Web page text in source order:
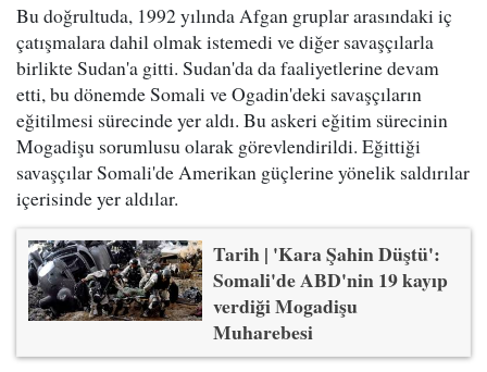
Bu doğrultuda, 1992 yılında Afgan gruplar arasındaki iç
çatışmalara dahil olmak istemedi ve diğer savaşçılarla
birlikte Sudan'a gitti. Sudan'da da faaliyetlerine devam
etti, bu dönemde Somali ve Ogadin'deki savaşçıların
eğitilmesi sürecinde yer aldı. Bu askeri eğitim sürecinin
Mogadişu sorumlusu olarak görevlendirildi. Eğittiği
savaşçılar Somali'de Amerikan güçlerine yönelik saldırılar
içerisinde yer aldılar.
Tarih | 'Kara Şahin Düştü':
Somali'de ABD'nin 19 kayıp
verdiği Mogadişu
Muharebesi